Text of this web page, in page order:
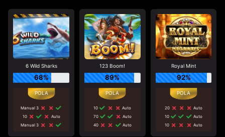
6 Wild Sharks
68%
Manual 3
10
Auto
Manual 3
123 Boom!
89%
10
Auto
70
Auto
40
Auto
Royal Mint
92%
20
Auto
10
Auto
10
Auto